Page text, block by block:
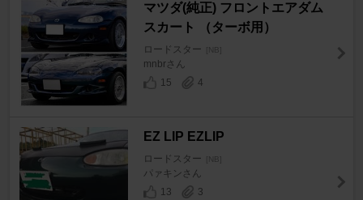
マツダ(純正) フロントエアダム
スカート （ターボ用）
ロードスター [NB]
mnbrさん
15
4
EZ LIP EZLIP
ロードスター [NB]
パァキンさん
13
3